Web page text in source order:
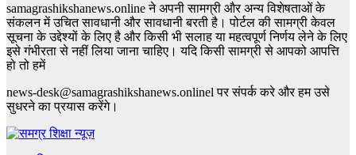
samagrashikshanews.online ने अपनी सामग्री और अन्य विशेषताओं के
संकलन में उचित सावधानी और सावधानी बरती है। पोर्टल की सामग्री केवल
सूचना के उद्देश्यों के लिए है और किसी भी सलाह या महत्वपूर्ण निर्णय लेने के लिए
इसे गंभीरता से नहीं लिया जाना चाहिए। यदि किसी सामग्री से आपको आपत्ति
हो तो हमें
news-desk@samagrashikshanews.onlinel पर संपर्क करे और हम उसे
सुधरने का प्रयास करेंगे।